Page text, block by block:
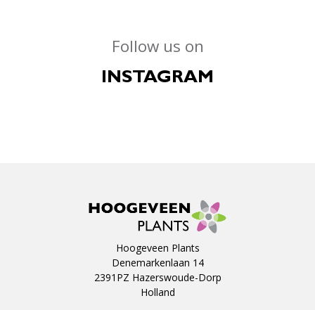
Follow us on
INSTAGRAM
Hoogeveen Plants
Denemarkenlaan 14
2391PZ Hazerswoude-Dorp
Holland